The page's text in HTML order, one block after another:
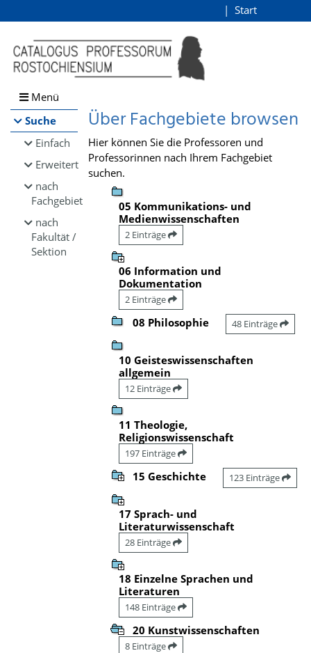
Browsen
direkt zum Inhalt
Start
Menü
Suche
Einfach
Erweitert
nach
Fachgebiet
nach
Fakultät /
Sektion
Über Fachgebiete browsen
Hier können Sie die Professoren und
Professorinnen nach Ihrem Fachgebiet
suchen.
05 Kommunikations- und
Medienwissenschaften
2 Einträge
06 Information und
Dokumentation
2 Einträge
08 Philosophie 48 Einträge
10 Geisteswissenschaften
allgemein
12 Einträge
11 Theologie,
Religionswissenschaft
197 Einträge
15 Geschichte 123 Einträge
17 Sprach- und
Literaturwissenschaft
28 Einträge
18 Einzelne Sprachen und
Literaturen
148 Einträge
20 Kunstwissenschaften
8 Einträge